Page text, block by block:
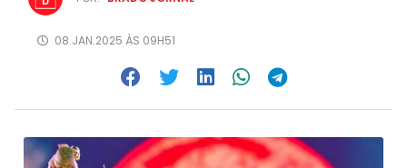
08.JAN.2025 ÀS 09H51